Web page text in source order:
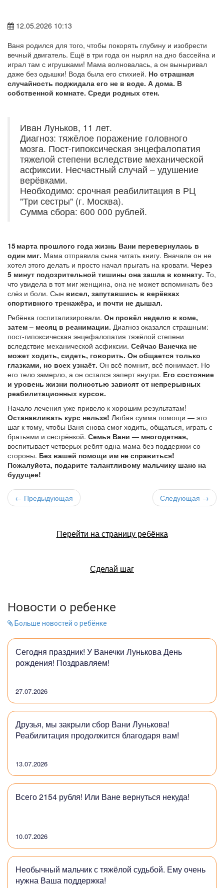
12.05.2026 10:13
Ваня родился для того, чтобы покорять глубину и изобрести
вечный двигатель. Ещё в три года он нырял на дно бассейна и
играл там с игрушками! Мама волновалась, а он выныривал
даже без одышки! Вода была его стихией. Но страшная
случайность поджидала его не в воде. А дома. В
собственной комнате. Среди родных стен.
Иван Луньков, 11 лет.
Диагноз: тяжёлое поражение головного
мозга. Пост-гипоксическая энцефалопатия
тяжелой степени вследствие механической
асфиксии. Несчастный случай – удушение
верёвками.
Необходимо: срочная реабилитация в РЦ
"Три сестры" (г. Москва).
Сумма сбора: 600 000 рублей.
15 марта прошлого года жизнь Вани перевернулась в
один миг. Мама отправила сына читать книгу. Вначале он не
хотел этого делать и просто начал прыгать на кровати. Через
5 минут подозрительной тишины она зашла в комнату. То,
что увидела в тот миг женщина, она не может вспоминать без
слёз и боли. Сын висел, запутавшись в верёвках
спортивного тренажёра, и почти не дышал.
Ребёнка госпитализировали. Он провёл неделю в коме,
затем – месяц в реанимации. Диагноз оказался страшным:
пост-гипоксическая энцефалопатия тяжёлой степени
вследствие механической асфиксии. Сейчас Ванечка не
может ходить, сидеть, говорить. Он общается только
глазками, но всех узнаёт. Он всё помнит, всё понимает. Но
его тело замерло, а он остался заперт внутри. Его состояние
и уровень жизни полностью зависят от непрерывных
реабилитационных курсов.
Начало лечения уже привело к хорошим результатам!
Останавливать курс нельзя! Любая сумма помощи — это
шаг к тому, чтобы Ваня снова смог ходить, общаться, играть с
братьями и сестрёнкой. Семья Вани — многодетная,
воспитывает четверых ребят одна мама без поддержки со
стороны. Без вашей помощи им не справиться!
Пожалуйста, подарите талантливому мальчику шанс на
будущее!
← Предыдующая Следующая →
Перейти на страницу ребёнка
Сделай шаг
Новости о ребенке
Больше новостей о ребёнке
Сегодня праздник! У Ванечки Лунькова День
рождения! Поздравляем!
27.07.2026
Друзья, мы закрыли сбор Вани Лунькова!
Реабилитация продолжится благодаря вам!
13.07.2026
Всего 2154 рубля! Или Ване вернуться некуда!
10.07.2026
Необычный мальчик с тяжёлой судьбой. Ему очень
нужна Ваша поддержка!